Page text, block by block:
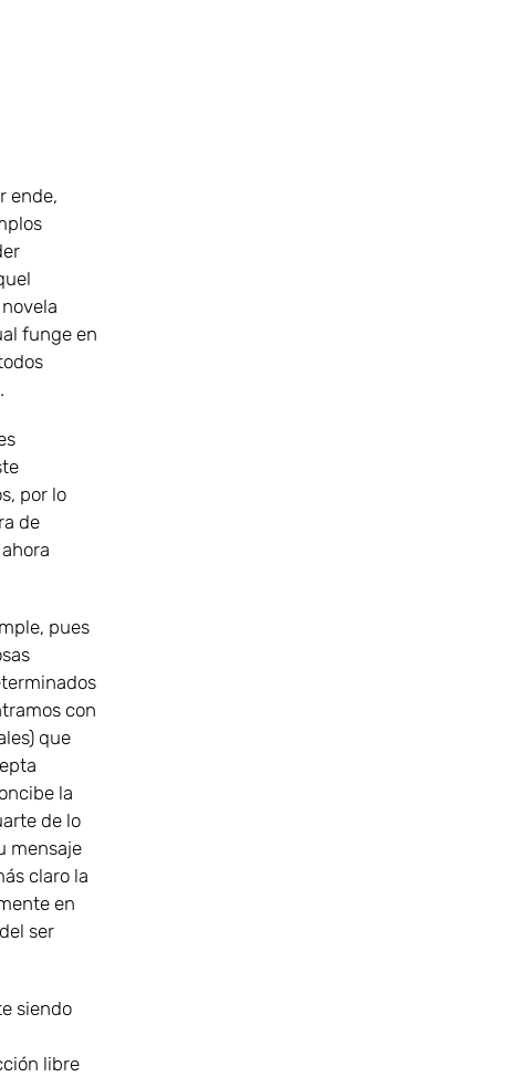
ende,
funge en
por lo
de
pues
con
que
la
de lo
mensaje
claro la
en
ser
siendo
libre